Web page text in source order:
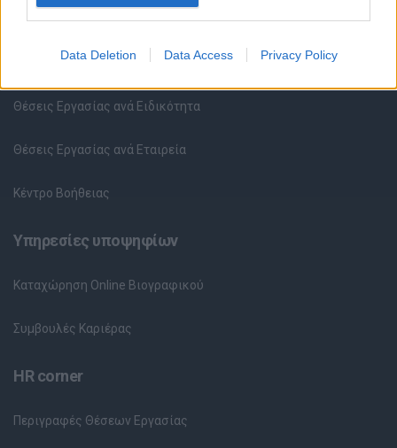
Data Deletion Data Access Privacy Policy
Θέσεις εργασίας
Όλες οι Θέσεις Εργασίας
Θέσεις Εργασίας ανά Ειδικότητα
Θέσεις Εργασίας ανά Εταιρεία
Κέντρο Βοήθειας
Υπηρεσίες υποψηφίων
Καταχώρηση Online Βιογραφικού
Συμβουλές Καριέρας
HR corner
Περιγραφές Θέσεων Εργασίας